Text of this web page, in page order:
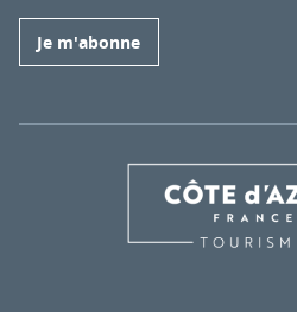
Je m'abonne